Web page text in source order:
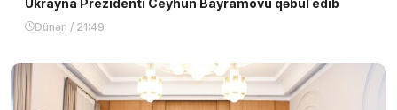
Dünən / 21:49